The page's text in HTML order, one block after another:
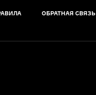
ОБРАТНАЯ СВЯЗЬ